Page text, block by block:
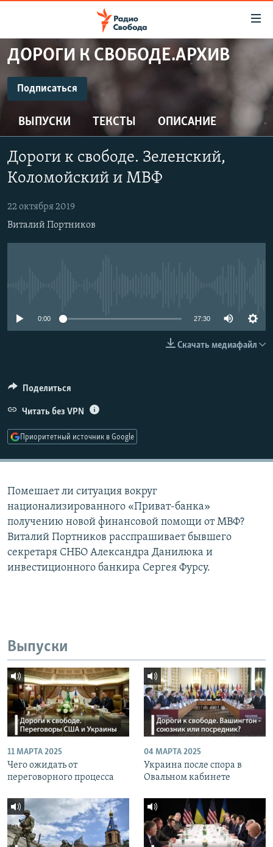
упрощенного
Вернуться
основному
содержанию
Вернутся
главной
Вернутся
поиску
ПРОГРАММЫ
ПОДКАСТЫ
АВТОРСКИЕ ПРОЕКТЫ
МНЕНИЯ
КУЛЬТУРА
КАВКАЗ.РЕАЛИИ
СЕВЕР.РЕАЛИИ
ДОРОГИ К СВОБОДЕ.АРХИВ
Подписаться
ПОДПИСАТЬСЯ
CastBox
Подписаться
ВЫПУСКИ ТЕКСТЫ ОПИСАНИЕ
Дороги к свободе. Зеленский,
Коломойский и МВФ
22 октября 2019
Виталий Портников
0:00 27:30
Скачать медиафайл
Поделиться
Читать без VPN
Приоритетный источник в Google
Помешает ли ситуация вокруг
национализированного «Приват-банка»
получению новой финансовой помощи от МВФ?
Виталий Портников расспрашивает бывшего
секретаря СНБО Александра Данилюка и
инвестиционного банкира Сергея Фурсу.
Выпуски
11 МАРТА 2025
Чего ожидать от
переговорного процесса
04 МАРТА 2025
Украина после спора в
Овальном кабинете